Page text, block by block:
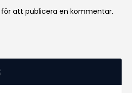
för att publicera en kommentar.